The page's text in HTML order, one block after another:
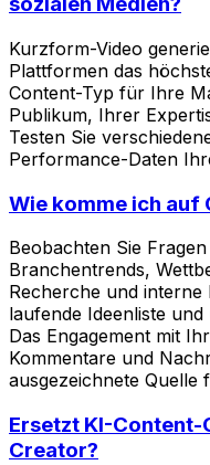
Kurzform-Video
Plattformen das
Content-Typ für Ihre
Publikum, Ihrer
Testen Sie
Performance-Daten
Wie komme ich auf
Beobachten Sie
Branchentrends,
Recherche und interne
laufende Ideenliste
Das Engagement mit
Kommentare und
ausgezeichnete Quelle
Ersetzt KI-
Creator?